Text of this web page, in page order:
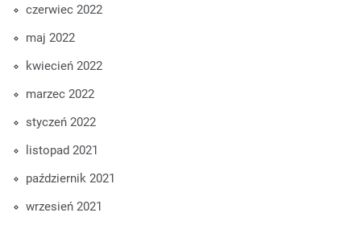
czerwiec 2022
maj 2022
kwiecień 2022
marzec 2022
styczeń 2022
listopad 2021
październik 2021
wrzesień 2021